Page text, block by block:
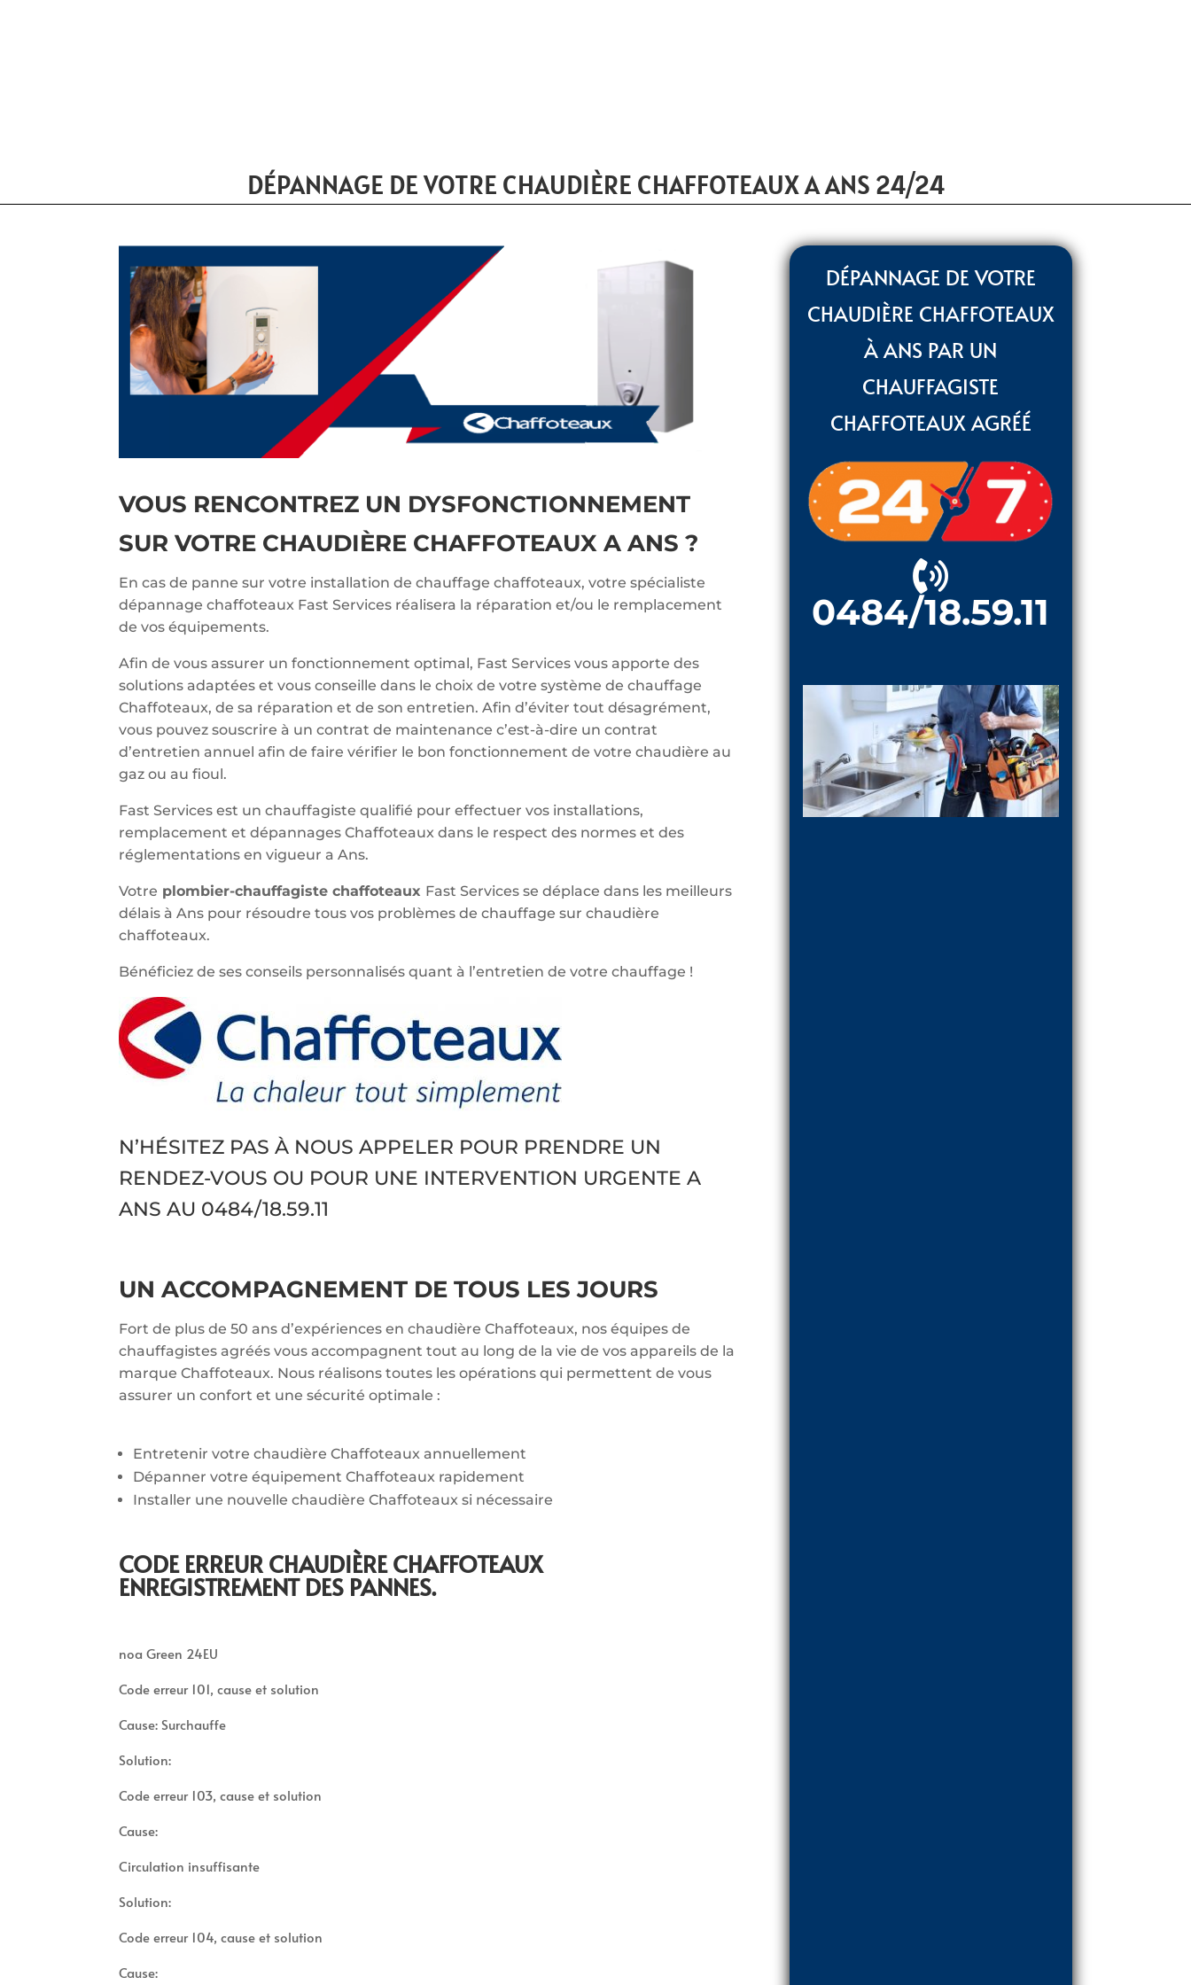
DÉPANNAGE DE VOTRE CHAUDIÈRE CHAFFOTEAUX A ANS 24/24
VOUS RENCONTREZ UN DYSFONCTIONNEMENT
SUR VOTRE CHAUDIÈRE CHAFFOTEAUX A ANS ?
En cas de panne sur votre installation de chauffage chaffoteaux, votre spécialiste
dépannage chaffoteaux Fast Services réalisera la réparation et/ou le remplacement
de vos équipements.
Afin de vous assurer un fonctionnement optimal, Fast Services vous apporte des
solutions adaptées et vous conseille dans le choix de votre système de chauffage
Chaffoteaux, de sa réparation et de son entretien. Afin d’éviter tout désagrément,
vous pouvez souscrire à un contrat de maintenance c’est-à-dire un contrat
d’entretien annuel afin de faire vérifier le bon fonctionnement de votre chaudière au
gaz ou au fioul.
Fast Services est un chauffagiste qualifié pour effectuer vos installations,
remplacement et dépannages Chaffoteaux dans le respect des normes et des
réglementations en vigueur a Ans.
Votre plombier-chauffagiste chaffoteaux Fast Services se déplace dans les meilleurs
délais à Ans pour résoudre tous vos problèmes de chauffage sur chaudière
chaffoteaux.
Bénéficiez de ses conseils personnalisés quant à l’entretien de votre chauffage !
N’HÉSITEZ PAS À NOUS APPELER POUR PRENDRE UN
RENDEZ-VOUS OU POUR UNE INTERVENTION URGENTE A
ANS AU 0484/18.59.11
UN ACCOMPAGNEMENT DE TOUS LES JOURS
Fort de plus de 50 ans d’expériences en chaudière Chaffoteaux, nos équipes de
chauffagistes agréés vous accompagnent tout au long de la vie de vos appareils de la
marque Chaffoteaux. Nous réalisons toutes les opérations qui permettent de vous
assurer un confort et une sécurité optimale :
Entretenir votre chaudière Chaffoteaux annuellement
Dépanner votre équipement Chaffoteaux rapidement
Installer une nouvelle chaudière Chaffoteaux si nécessaire
CODE ERREUR CHAUDIÈRE CHAFFOTEAUX
ENREGISTREMENT DES PANNES.
noa Green 24EU
Code erreur 101, cause et solution
Cause: Surchauffe
Solution:
Code erreur 103, cause et solution
Cause:
Circulation insuffisante
Solution:
Code erreur 104, cause et solution
Cause:
DÉPANNAGE DE VOTRE
CHAUDIÈRE CHAFFOTEAUX
À ANS PAR UN
CHAUFFAGISTE
CHAFFOTEAUX AGRÉÉ
0484/18.59.11